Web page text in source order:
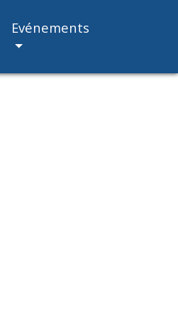
Evénements